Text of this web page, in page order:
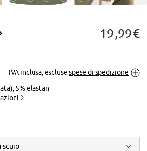
Tocca per
19 99€
IVA inclusa, escluse spese di spedizione
5% elastan
scuro